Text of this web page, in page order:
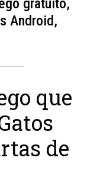
gratuito,
Android,
que
de